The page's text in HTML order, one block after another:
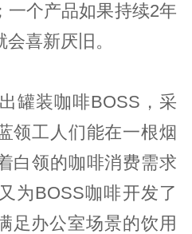
一个产品如果持续2年
喜新厌旧。
罐装咖啡BOSS，采
领工人们能在一根烟
白领的咖啡消费需求
为BOSS咖啡开发了
足办公室场景的饮用